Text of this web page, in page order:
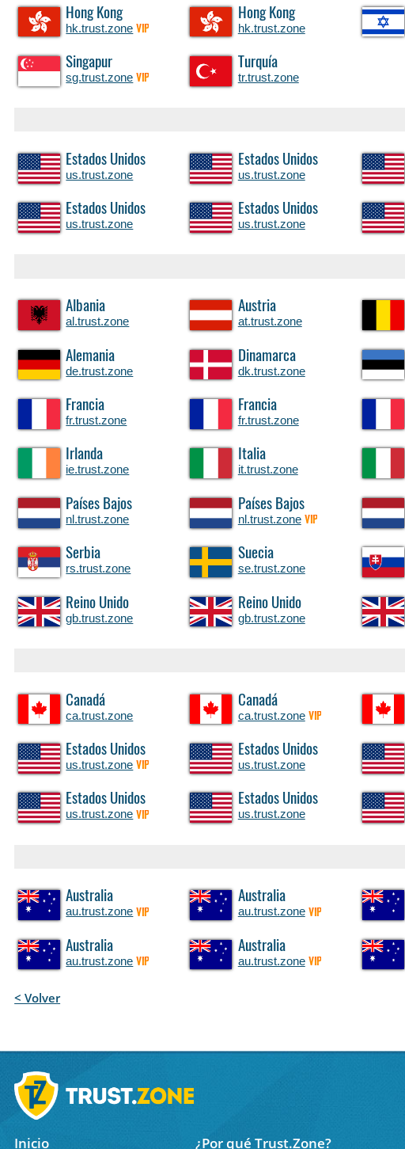
Hong Kong
hk.trust.zone VIP
Hong Kong
hk.trust.zone
Singapur
sg.trust.zone VIP
Turquía
tr.trust.zone
Estados Unidos
us.trust.zone
Estados Unidos
us.trust.zone
Estados Unidos
us.trust.zone
Estados Unidos
us.trust.zone
Albania
al.trust.zone
Austria
at.trust.zone
Alemania
de.trust.zone
Dinamarca
dk.trust.zone
Francia
fr.trust.zone
Francia
fr.trust.zone
Irlanda
ie.trust.zone
Italia
it.trust.zone
Países Bajos
nl.trust.zone
Países Bajos
nl.trust.zone VIP
Serbia
rs.trust.zone
Suecia
se.trust.zone
Reino Unido
gb.trust.zone
Reino Unido
gb.trust.zone
Canadá
ca.trust.zone
Canadá
ca.trust.zone VIP
Estados Unidos
us.trust.zone VIP
Estados Unidos
us.trust.zone
Estados Unidos
us.trust.zone VIP
Estados Unidos
us.trust.zone
Australia
au.trust.zone VIP
Australia
au.trust.zone VIP
Australia
au.trust.zone VIP
Australia
au.trust.zone VIP
< Volver
Inicio ¿Por qué Trust.Zone?